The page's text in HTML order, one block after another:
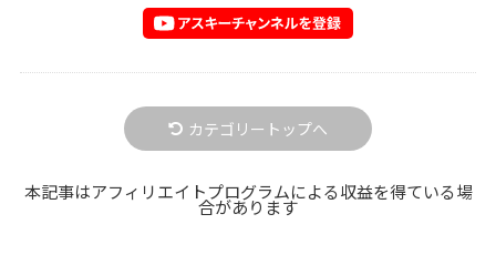
カテゴリートップへ
本記事はアフィリエイトプログラムによる収益を得ている場
合があります